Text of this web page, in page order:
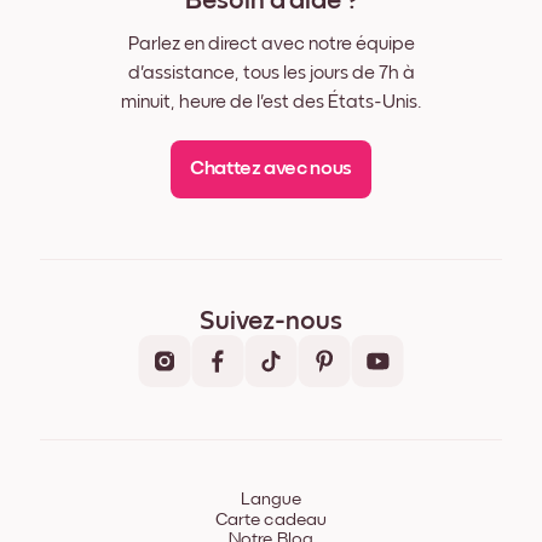
Parlez en direct avec notre équipe
d'assistance, tous les jours de 7h à
minuit, heure de l'est des États-Unis.
Chattez avec nous
Suivez-nous
Langue
Carte cadeau